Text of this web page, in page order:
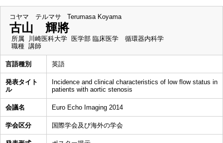
コヤマ テルマサ Terumasa Koyama
古山 輝將
所属
川崎医科大学 医学部 臨床医学 循環器内科学
職種 講師
言語種別 英語
発表タイト
ル
Incidence and clinical characteristics of low flow status in
patients with aortic stenosis
会議名 Euro Echo Imaging 2014
学会区分 国際学会及び海外の学会